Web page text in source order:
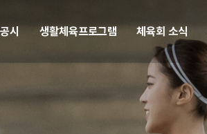
시 생활체육프로그램 체육회 소식